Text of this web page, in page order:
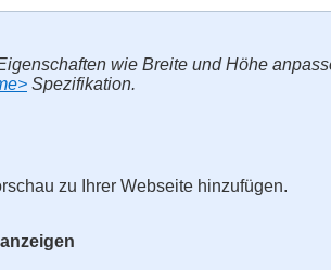
wie Breite und Höhe
Spezifikation.
zu Ihrer Webseite hinzufügen.